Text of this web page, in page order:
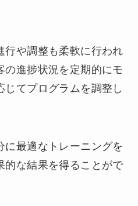
行や調整も柔軟に行われ
の進捗状況を定期的にモ
じてプログラムを調整し
に最適なトレーニングを
的な結果を得ることがで